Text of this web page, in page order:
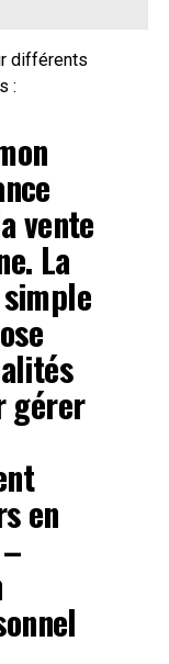
différents
:
vente
La
gérer
en